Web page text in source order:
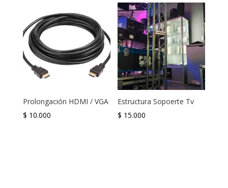
Prolongación HDMI / VGA
$ 10.000
Estructura Sopoerte Tv
$ 15.000